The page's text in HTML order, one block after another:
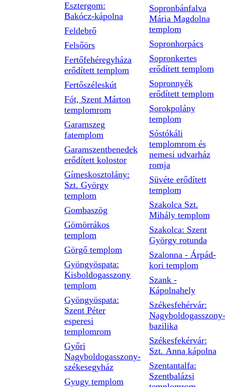
Esztergom:
Bakócz-kápolna
Feldebrő
Felsőörs
Fertőfehéregyháza
erődített templom
Fertőszéleskút
Fót, Szent Márton
templomrom
Garamszeg
fatemplom
Garamszentbenedek
erődített kolostor
Gímeskosztolány:
Szt. György
templom
Gombaszög
Gömörrákos
templom
Görgő templom
Gyöngyöspata:
Kisboldogasszony
templom
Gyöngyöspata:
Szent Péter
esperesi
templomrom
Győri
Nagyboldogasszony-
székesegyház
Gyugy templom
Sopronbánfalva
Mária Magdolna
templom
Sopronhorpács
Sopronkertes
erődített templom
Sopronnyék
erődített templom
Sorokpolány
templom
Sóstókáli
templomrom és
nemesi udvarház
romja
Süvéte erődített
templom
Szakolca Szt.
Mihály templom
Szakolca: Szent
György rotunda
Szalonna - Árpád-
kori templom
Szank -
Kápolnahely
Székesfehérvár:
Nagyboldogasszony-
bazilika
Székesfekérvár:
Szt. Anna kápolna
Szentantalfa:
Szentbalázsi